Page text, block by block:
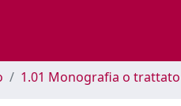
1.01 Monografia o